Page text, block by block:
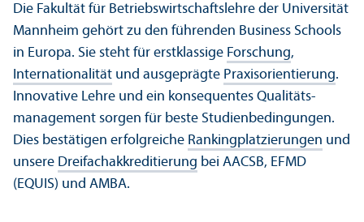
Die Fakultät für Betriebs­wirtschafts­lehre der Universität
Mannheim gehört zu den führenden Business Schools
in Europa. Sie steht für erstklassige Forschung,
Internationalität und ausgeprägte Praxis­orientierung.
Innovative Lehre und ein konsequentes Qualitäts­
management sorgen für beste Studien­bedingungen.
Dies bestätigen erfolgreiche Rankingplatz­ierungen und
unsere Dreifach­akkreditierung bei AACSB, EFMD
(EQUIS) und AMBA.